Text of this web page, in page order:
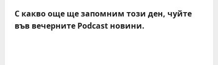
С какво още ще запомним този ден, чуйте
във вечерните Podcast новини.